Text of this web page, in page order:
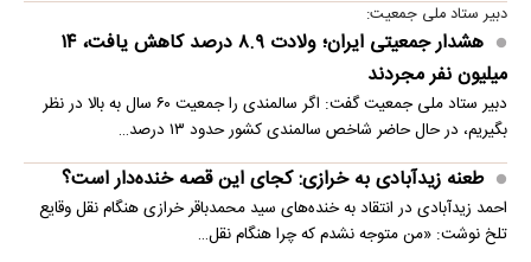
دبیر ستاد ملی جمعیت:
هشدار جمعیتی ایران؛ ولادت ۸.۹ درصد کاهش یافت، ۱۴
میلیون نفر مجردند
دبیر ستاد ملی جمعیت گفت: اگر سالمندی را جمعیت ۶۰ سال به بالا در نظر
بگیریم، در حال حاضر شاخص سالمندی کشور حدود ۱۳ درصد…
طعنه زیدآبادی به خرازی: کجای این قصه خنده‌دار است؟
احمد زیدآبادی در انتقاد به خنده‌های سید محمدباقر خرازی هنگام نقل وقایع
تلخ نوشت: «من متوجه نشدم که چرا هنگام نقل…